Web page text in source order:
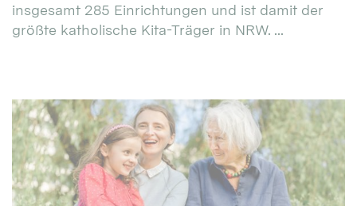
insgesamt 285 Einrichtungen und ist damit der
größte katholische Kita-Träger in NRW. ...